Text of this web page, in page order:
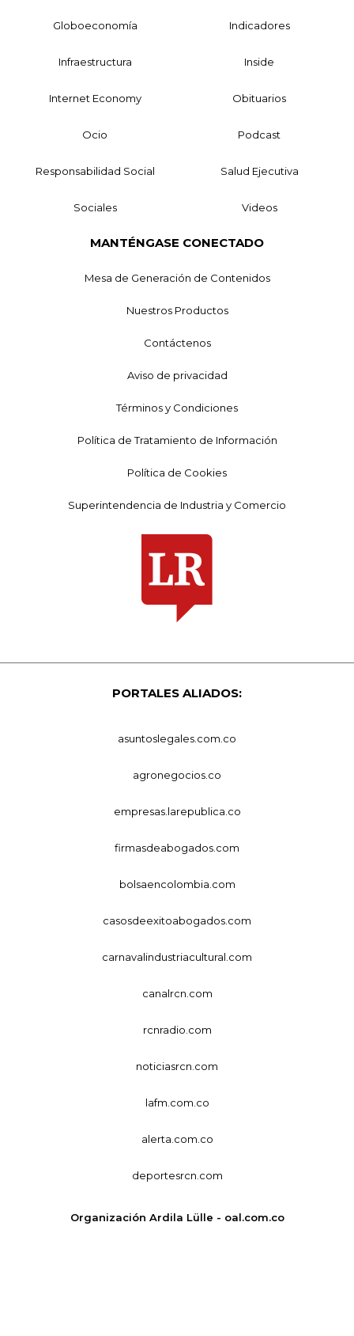
Globoeconomía Indicadores
Infraestructura Inside
Internet Economy Obituarios
Ocio Podcast
Responsabilidad Social Salud Ejecutiva
Sociales Videos
MANTÉNGASE CONECTADO
Mesa de Generación de Contenidos
Nuestros Productos
Contáctenos
Aviso de privacidad
Términos y Condiciones
Política de Tratamiento de Información
Política de Cookies
Superintendencia de Industria y Comercio
PORTALES ALIADOS:
asuntoslegales.com.co
agronegocios.co
empresas.larepublica.co
firmasdeabogados.com
bolsaencolombia.com
casosdeexitoabogados.com
carnavalindustriacultural.com
canalrcn.com
rcnradio.com
noticiasrcn.com
lafm.com.co
alerta.com.co
deportesrcn.com
Organización Ardila Lülle - oal.com.co